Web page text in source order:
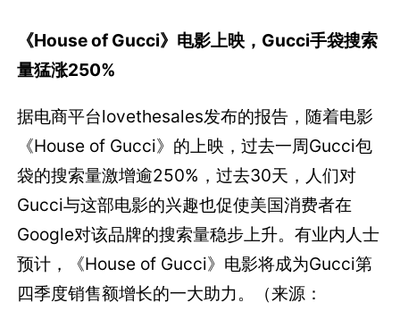
《House of Gucci》电影上映，Gucci手袋搜索
量猛涨250%
据电商平台lovethesales发布的报告，随着电影
《House of Gucci》的上映，过去一周Gucci包
袋的搜索量激增逾250%，过去30天，人们对
Gucci与这部电影的兴趣也促使美国消费者在
Google对该品牌的搜索量稳步上升。有业内人士
预计，《House of Gucci》电影将成为Gucci第
四季度销售额增长的一大助力。（来源：